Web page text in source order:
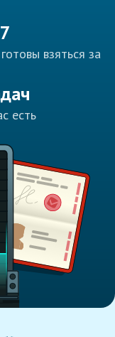
взяться за
есть